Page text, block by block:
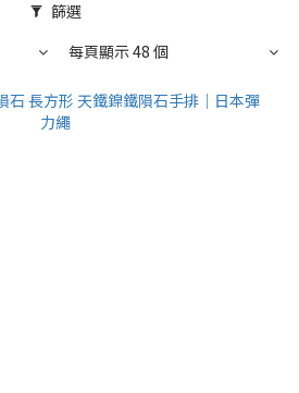
篩選
每頁顯示 48 個